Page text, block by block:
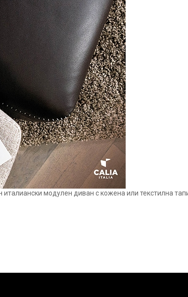
модулен диван с кожена или текстилна